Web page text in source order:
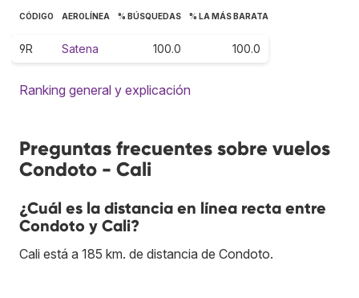
CÓDIGO AEROLÍNEA % BÚSQUEDAS % LA MÁS BARATA
9R Satena 100.0 100.0
Ranking general y explicación
Preguntas frecuentes sobre vuelos
Condoto - Cali
¿Cuál es la distancia en línea recta entre
Condoto y Cali?
Cali está a 185 km. de distancia de Condoto.